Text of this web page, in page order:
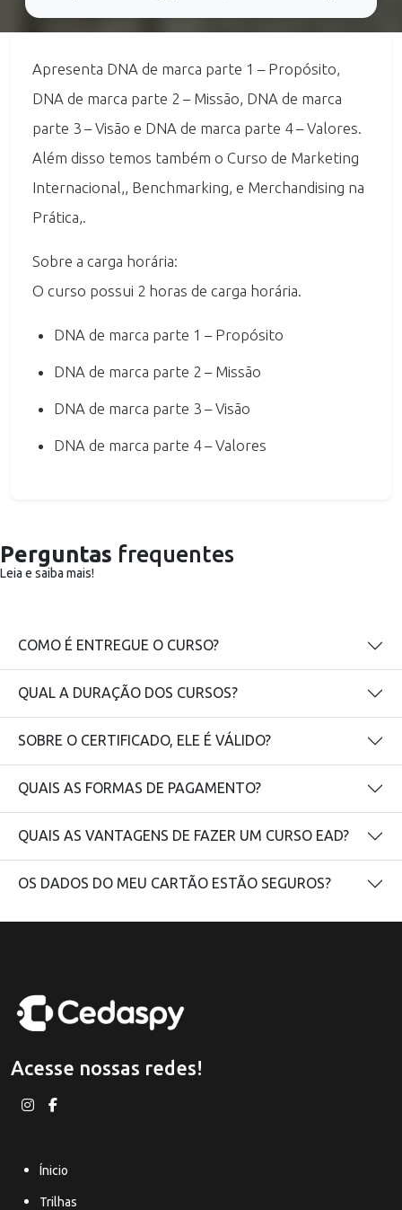
Apresenta DNA de marca parte 1 – Propósito,
DNA de marca parte 2 – Missão, DNA de marca
parte 3 – Visão e DNA de marca parte 4 – Valores.
Além disso temos também o Curso de Marketing
Internacional,, Benchmarking, e Merchandising na
Prática,.
Sobre a carga horária:
O curso possui 2 horas de carga horária.
DNA de marca parte 1 – Propósito
DNA de marca parte 2 – Missão
DNA de marca parte 3 – Visão
DNA de marca parte 4 – Valores
Perguntas frequentes
Leia e saiba mais!
COMO É ENTREGUE O CURSO?
QUAL A DURAÇÃO DOS CURSOS?
SOBRE O CERTIFICADO, ELE É VÁLIDO?
QUAIS AS FORMAS DE PAGAMENTO?
QUAIS AS VANTAGENS DE FAZER UM CURSO EAD?
OS DADOS DO MEU CARTÃO ESTÃO SEGUROS?
Acesse nossas redes!
Ínicio
Trilhas